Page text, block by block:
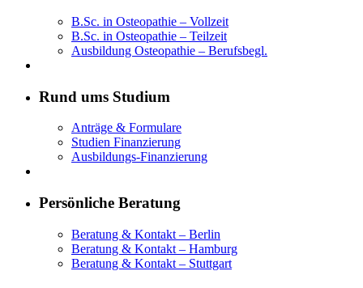
B.Sc. in Osteopathie – Vollzeit
B.Sc. in Osteopathie – Teilzeit
Ausbildung Osteopathie – Berufsbegl.
Rund ums Studium
Anträge & Formulare
Studien Finanzierung
Ausbildungs-Finanzierung
Persönliche Beratung
Beratung & Kontakt – Berlin
Beratung & Kontakt – Hamburg
Beratung & Kontakt – Stuttgart